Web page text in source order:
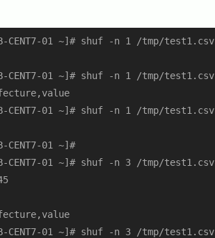
CENT7-01 ~]# shuf -n 1 /tmp/test1.csv
CENT7-01 ~]# shuf -n 1 /tmp/test1.csv
CENT7-01 ~]# shuf -n 1 /tmp/test1.csv
CENT7-01 ~]#
CENT7-01 ~]# shuf -n 3 /tmp/test1.csv
CENT7-01 ~]# shuf -n 3 /tmp/test1.csv